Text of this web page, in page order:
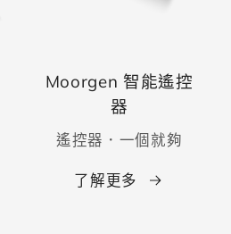
Moorgen 智能遙控
器
遙控器．一個就夠
了解更多